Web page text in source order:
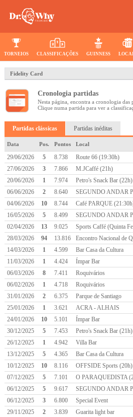
TORNEIOS CLASSIFICAÇÕES GUINNESS
Fidelity Card
Cronologia partidas
Nesta página, encontra a cronologia das
Clique numa partida para ver a
Partidas clássicas Partidas inéditas
Data Pos. Pontos Local
29/06/2026 5 8.738
Route 66 (19:30h)
27/06/2026
3 7.866
M.JCaffé (21h)
20/06/2026
1 7.974
Petro's Snack Bar (22h)
06/06/2026
2 8.640
SEGUNDO ANDAR
04/06/2026
10 8.744
Café PARQUE
16/05/2026
5 8.499
SEGUNDO ANDAR
02/04/2026
13 9.025
Sports Caffé (Quinta
28/03/2026
94 13.816
Encontro Nacional de
14/03/2026
1 4.599
Bar Casa da Cultura
11/03/2026
1 4.424
Ímpar Bar
06/03/2026
8 7.411
Roquivários
06/02/2026
1 4.718
Roquivários
31/01/2026
2 6.375
Parque de Santiago
25/01/2026
1 3.621
ACRA - ALHAIS
24/01/2026
10 5.101
Ímpar Bar
30/12/2025
5 7.453
Petro's Snack Bar (21h)
26/12/2025
1 4.942
Villa Bar
13/12/2025
5 4.365
Bar Casa da Cultura
10/12/2025
10 8.116
OFFSIDE Sports (20h)
07/12/2025
5 7.101
O PARAQUEDISTA
06/12/2025
5 9.617
SEGUNDO ANDAR
06/12/2025
3 6.800
Special Event
29/11/2025
2 3.839
Guarita light bar